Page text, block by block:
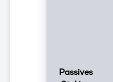
Passives